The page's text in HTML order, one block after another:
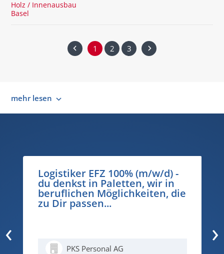
Holz / Innenausbau
Basel
1 2 3
mehr lesen
dipl. Steuerexperte/in oder
dipl. Treuhandexperte/in -
Nicht angestellt. Beteiligt.
PKS Personal AG
‹ ›